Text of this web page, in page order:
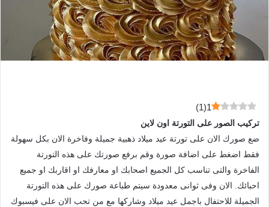
1
(
1
)
تركيب الصور على التورتة اون لاين
ضع صورك الان على تورتة عيد ميلاد ذهبية جميلة وفاخرة الان بكل سهولة
فقط اضغط على اضافة صورة وقم برفع صورتك على هذه التورتة
الفاخرة والتى تناسب كل الجميع اصحابك او معارفك او اقاربك او جميع
احبائك. الان وفى ثوانى معدودة سيتم طباعة صورك على هذه التورتة
الجميلة للاحتفال باجمل عيد ميلاد وشاركها مع من تحب الان على فيسبوك